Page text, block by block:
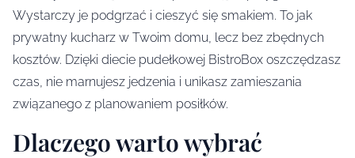
Wystarczy je podgrzać i cieszyć się smakiem. To jak
prywatny kucharz w Twoim domu, lecz bez zbędnych
kosztów. Dzięki diecie pudełkowej BistroBox oszczędzasz
czas, nie marnujesz jedzenia i unikasz zamieszania
związanego z planowaniem posiłków.
Dlaczego warto wybrać